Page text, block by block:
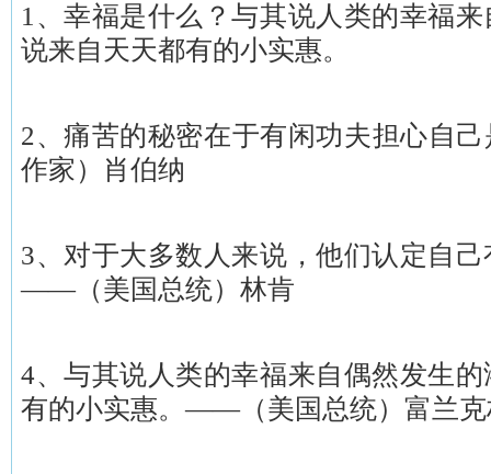
1、幸福是什么？与其说人类的幸福
说来自天天都有的小实惠。
2、痛苦的秘密在于有闲功夫担心自
作家）肖伯纳
3、对于大多数人来说，他们认定自
——（美国总统）林肯
4、与其说人类的幸福来自偶然发生
有的小实惠。——（美国总统）富兰克